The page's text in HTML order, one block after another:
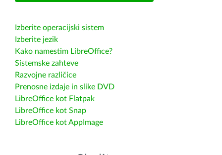
Izberite operacijski sistem
Izberite jezik
Kako namestim LibreOffice?
Sistemske zahteve
Razvojne različice
Prenosne izdaje in slike DVD
LibreOffice kot Flatpak
LibreOffice kot Snap
LibreOffice kot AppImage